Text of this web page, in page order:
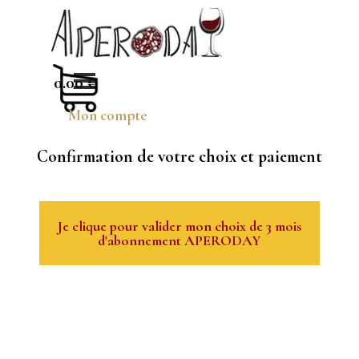
0.00 €Sauter le menu
Mon compte
Confirmation de votre choix et paiement
Je clique pour valider mon choix de 3 mois
d'abonnement APERODAY